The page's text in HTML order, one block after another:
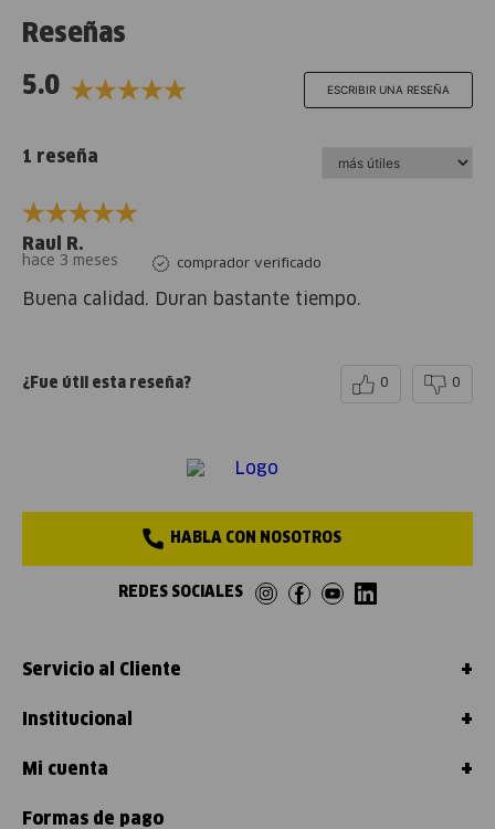
Reseñas
5.0
ESCRIBIR UNA RESEÑA
1 reseña
Raul R.
hace 3 meses comprador verificado
Buena calidad. Duran bastante tiempo.
¿Fue útil esta reseña? 0 0
HABLA CON NOSOTROS
REDES SOCIALES
Servicio al Cliente +
Institucional +
Mi cuenta +
Formas de pago